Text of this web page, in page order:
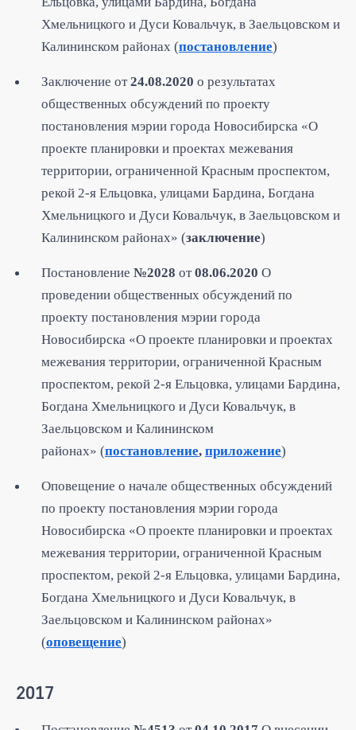
Хмельницкого и Дуси Ковальчук, в Заельцовском и
Калининском районах (постановление)
Заключение от24.08.2020 о результатах
общественных обсуждений по проекту
постановления мэрии города Новосибирска «О
проекте планировки и проектах межевания
территории, ограниченной Красным проспектом,
рекой 2-я Ельцовка, улицами Бардина, Богдана
Хмельницкого и Дуси Ковальчук, в Заельцовском и
Калининском районах» (заключение)
Постановление №2028 от08.06.2020 О
проведении общественных обсуждений по
проекту постановления мэрии города
Новосибирска «О проекте планировки и проектах
межевания территории, ограниченной Красным
проспектом, рекой 2-я Ельцовка, улицами Бардина,
Богдана Хмельницкого и Дуси Ковальчук, в
Заельцовском и Калининском
районах» (постановление, приложение)
Оповещение о начале общественных обсуждений
по проекту постановления мэрии города
Новосибирска «О проекте планировки и проектах
межевания территории, ограниченной Красным
проспектом, рекой 2-я Ельцовка, улицами Бардина,
Богдана Хмельницкого и Дуси Ковальчук, в
Заельцовском и Калининском районах»
(оповещение)
2017